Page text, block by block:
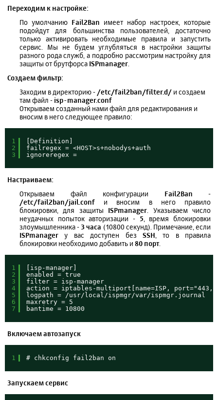
Переходим к настройке:
По умолчанию Fail2Ban имеет набор настроек, которые
подойдут для большинства пользователей, достаточно
только активировать необходимые правила и запустить
сервис. Мы не будем углубляться в настройки защиты
разного рода служб, а подробно рассмотрим настройку для
защиты от брутфорса ISPmanager
Создаем фильтр:
Заходим в директорию - /etc/fail2ban/filter.d/ и создаем
там файл - isp-manager.conf
Открываем созданный нами файл для редактирования и
вносим в него следующее правило:
1
2
3
[Definition]
failregex = <HOST>s+nobodys+auth
ignoreregex =
Настраиваем:
Открываем файл конфигурации Fail2Ban -
/etc/fail2ban/jail.conf и вносим в него правило
блокировки, для защиты ISPmanager . Указываем число
неудачных попыток авторизации - 5 , время блокировки
злоумышленника - 3 часа (10800 секунд). Примечание, если
ISPmanager у вас доступен без SSH , то в правила
блокировки необходимо добавить и 80 порт.
1
2
3
4
5
6
7
[isp-manager]
enabled = true
filter = isp-manager
action = iptables-multiport[name=ISP,
logpath = /usr/local/ispmgr/var/ispmgr.journal
maxretry = 5
bantime = 10800
Включаем автозапуск
1 # chkconfig fail2ban on
Запускаем сервис